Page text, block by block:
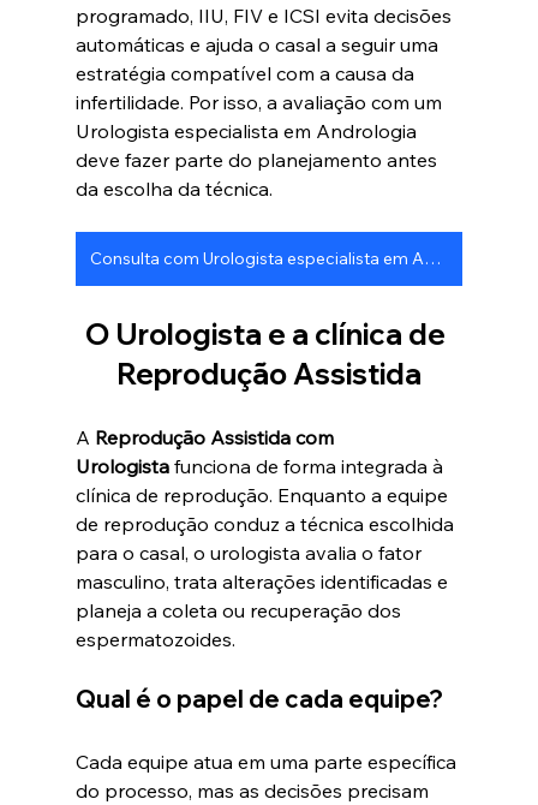
programado, IIU, FIV e ICSI evita decisões
automáticas e ajuda o casal a seguir uma
estratégia compatível com a causa da
infertilidade. Por isso, a avaliação com um
Urologista especialista em Andrologia
deve fazer parte do planejamento antes
da escolha da técnica.
Consulta com Urologista especialista em Andrologia
O Urologista e a clínica de
Reprodução Assistida
A Reprodução Assistida com
Urologista funciona de forma integrada à
clínica de reprodução. Enquanto a equipe
de reprodução conduz a técnica escolhida
para o casal, o urologista avalia o fator
masculino, trata alterações identificadas e
planeja a coleta ou recuperação dos
espermatozoides.
Qual é o papel de cada equipe?
Cada equipe atua em uma parte específica
do processo, mas as decisões precisam